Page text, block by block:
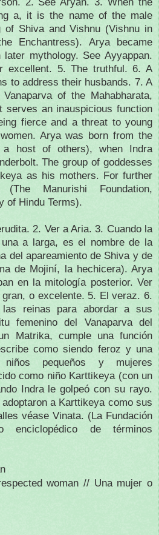
a, it is the name of the male
of Shiva and Vishnu (Vishnu in
Enchantress). Arya became
mythology. See Ayyappan.
excellent. 5. The truthful. 6. A
to address their husbands. 7. A
of the Mahabharata,
serves an inauspicious function
fierce and a threat to young
Arya was born from the
host of others), when Indra
The group of goddesses
as his mothers. For further
Manurishi Foundation,
of Hindu Terms).
2. Ver a Aria.3. Cuando la
a larga, es el nombre de la
del apareamiento de Shiva y de
de Mojiní, la hechicera). Arya
en la mitología posterior. Ver
o excelente. 5. El veraz.6.
reinas para abordar a sus
femenino del Vanaparva del
Matrika, cumple una función
como siendo feroz y una
pequeños y mujeres
como niño Karttikeya (con un
Indra le golpeó con su rayo.
a Karttikeya como sus
véase Vinata. (La Fundación
enciclopédico de términos
woman // Una mujer o